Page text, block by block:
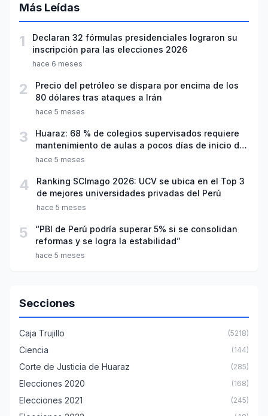
Más Leídas
1
Declaran 32 fórmulas presidenciales lograron su
inscripción para las elecciones 2026
hace 6 meses
2
Precio del petróleo se dispara por encima de los
80 dólares tras ataques a Irán
hace 5 meses
3
Huaraz: 68 % de colegios supervisados requiere
mantenimiento de aulas a pocos días de inicio del
año escolar 2026
hace 5 meses
4
Ranking SCImago 2026: UCV se ubica en el Top 3
de mejores universidades privadas del Perú
hace 5 meses
5
“PBI de Perú podría superar 5% si se consolidan
reformas y se logra la estabilidad”
hace 5 meses
Secciones
Caja Trujillo (5218)
Ciencia (144)
Corte de Justicia de Huaraz (285)
Elecciones 2020 (168)
Elecciones 2021 (245)